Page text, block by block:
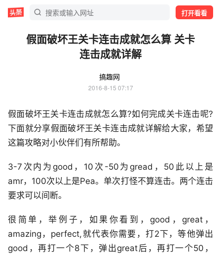
打开看看
假面破坏王关卡连击成就怎么算 关卡
连击成就详解
搞趣网
2016-8-15 07:17
假面破坏王关卡连击成就怎么算?如何完成关卡连击呢?
下面就分享假面破坏王关卡连击成就详解给大家，希望
这篇攻略对小伙伴们有所帮助。
3-7次内为good，10次-50为gread，50此以上是
amr，100次以上是Pea。单次打怪不算连击。两个连击
要求可以间断。
很简单，举例子，如果你看到，good，great，
amazing，perfect,就代表你需要，打2下，等他弹出
good，再打一个8下，弹出great后，再打一个50，